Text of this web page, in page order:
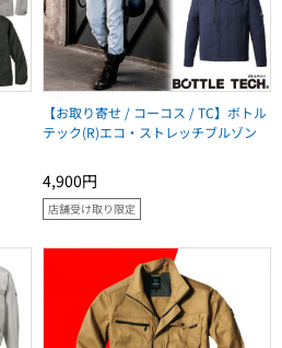
【お取り寄せ / コーコス / TC】ボトル
テック(R)エコ・ストレッチブルゾン
4,900円
店舗受け取り限定